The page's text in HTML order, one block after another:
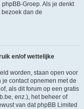
Groep. Als je denkt
dan de
en/of wettelijke
worden, staan open voor
contact opnemen met de
als dit forum op een gratis
enz.), het beheer of
van dat phpBB Limited